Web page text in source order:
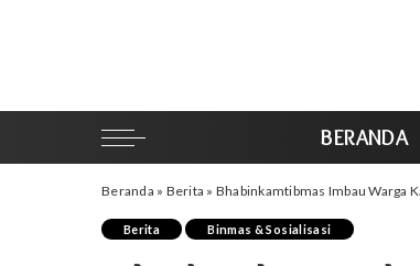
BERANDA
Beranda » Berita » Bhabinkamtibmas Imbau Warga
Berita Binmas & Sosialisasi